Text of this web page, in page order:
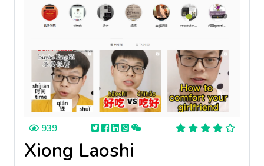
939
Xiong Laoshi